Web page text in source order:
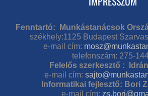
Fenntartó: Munkástanácsok
székhely:1125 Budapest
e-mail cím:
telefonszám: 275-
Felelős szerkesztő :
e-mail cím:
Informatikai fejlesztő: Bori
e-mail cím: